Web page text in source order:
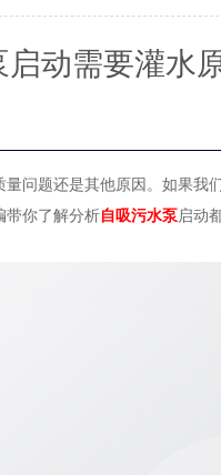
动需要灌水
问题还是其他原因。如果我
带你了解分析自吸污水泵启动